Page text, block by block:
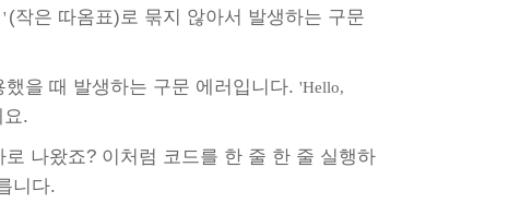
' (작은 따옴표)로 묶지 않아서 발생하는 구문
했을 때 발생하는 구문 에러입니다.'Hello,
.
나왔죠? 이처럼 코드를 한 줄 한 줄 실행하
니다.